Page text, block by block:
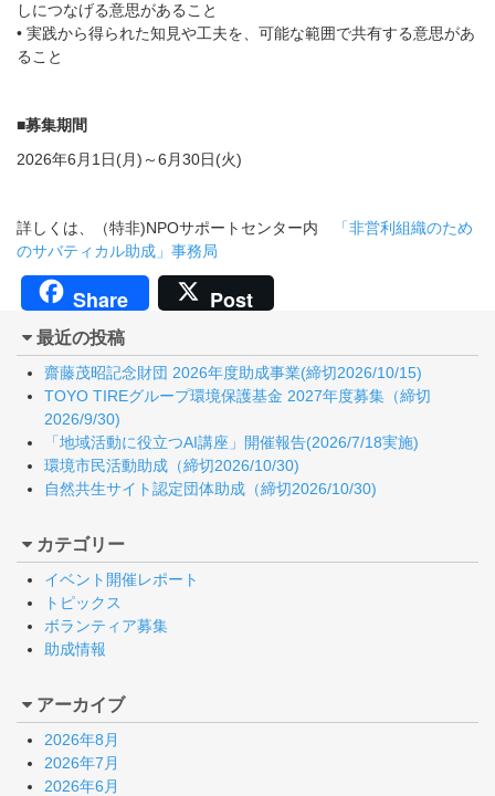
しにつなげる意思があること
• 実践から得られた知見や工夫を、可能な範囲で共有する意思があ
ること
■募集期間
2026年6月1日(月)～6月30日(火)
詳しくは、（特非)NPOサポートセンター内
「非営利組織のため
のサバティカル助成」事務局
Share Post
最近の投稿
齋藤茂昭記念財団 2026年度助成事業(締切2026/10/15)
TOYO TIREグループ環境保護基金 2027年度募集（締切
2026/9/30)
「地域活動に役立つAI講座」開催報告(2026/7/18実施)
環境市民活動助成（締切2026/10/30)
自然共生サイト認定団体助成（締切2026/10/30)
カテゴリー
イベント開催レポート
トピックス
ボランティア募集
助成情報
アーカイブ
2026年8月
2026年7月
2026年6月